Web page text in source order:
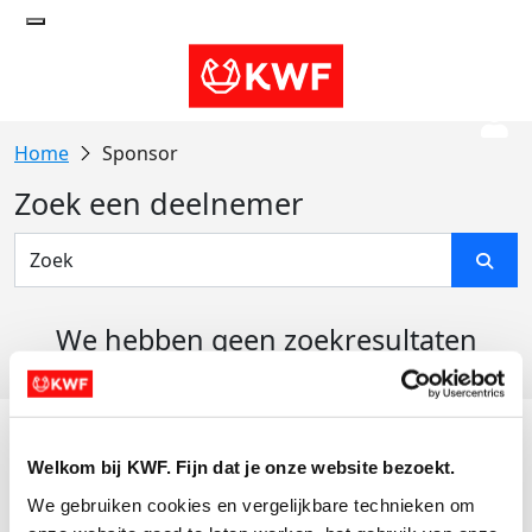
Welkom bij KWF. Fijn dat je onze website bezoekt.
We gebruiken cookies en vergelijkbare technieken om
Sponsor
Zoek een deelnemer
We hebben geen zoekresultaten
Actiematerialen
Evenementen